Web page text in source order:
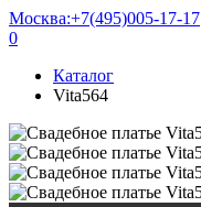
Москва:+7(495)005-17-17
0
Каталог
Vita564